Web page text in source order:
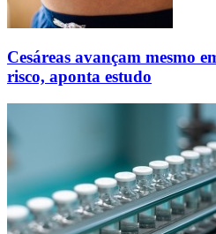
Cesáreas avançam mesmo
risco, aponta estudo